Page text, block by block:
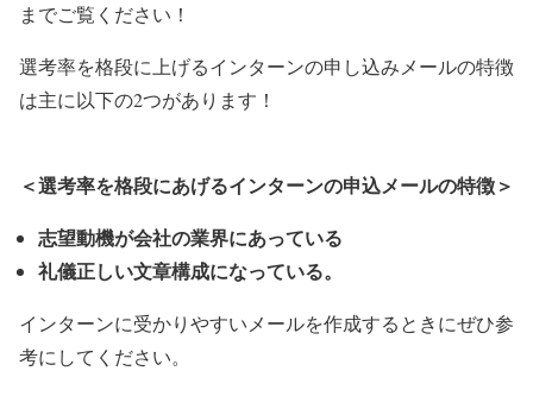
までご覧ください！
選考率を格段に上げるインターンの申し込みメールの特徴
は主に以下の2つがあります！
＜選考率を格段にあげるインターンの申込メールの特徴＞
志望動機が会社の業界にあっている
礼儀正しい文章構成になっている。
インターンに受かりやすいメールを作成するときにぜひ参
考にしてください。